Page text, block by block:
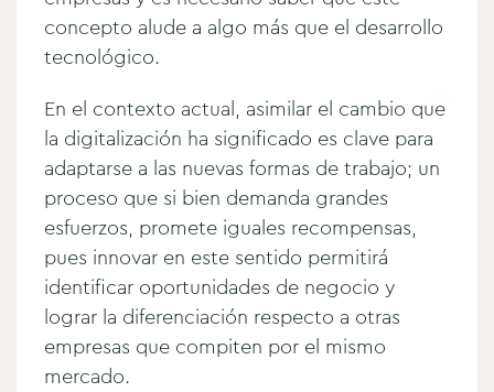
concepto alude a algo más que el desarrollo
tecnológico.
En el contexto actual, asimilar el cambio que
la digitalización ha significado es clave para
adaptarse a las nuevas formas de trabajo; un
proceso que si bien demanda grandes
esfuerzos, promete iguales recompensas,
pues innovar en este sentido permitirá
identificar oportunidades de negocio y
lograr la diferenciación respecto a otras
empresas que compiten por el mismo
mercado.